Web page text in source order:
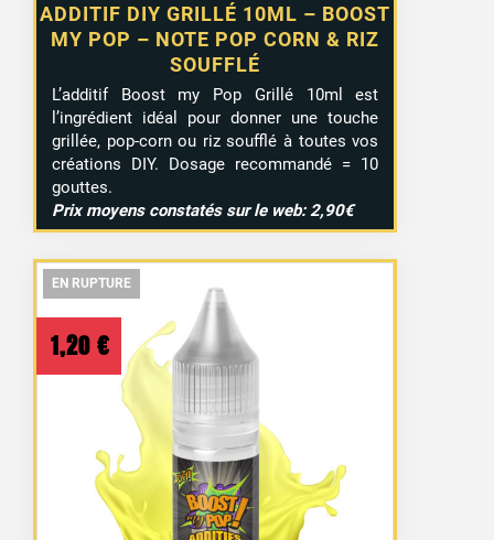
ADDITIF DIY GRILLÉ 10ML – BOOST
MY POP – NOTE POP CORN & RIZ
SOUFFLÉ
L’additif Boost my Pop Grillé 10ml est
l’ingrédient idéal pour donner une touche
grillée, pop-corn ou riz soufflé à toutes vos
créations DIY. Dosage recommandé = 10
gouttes.
Prix moyens constatés sur le web: 2,90€
EN RUPTURE
EN RUPTURE
1,20 €
EN RUPTURE